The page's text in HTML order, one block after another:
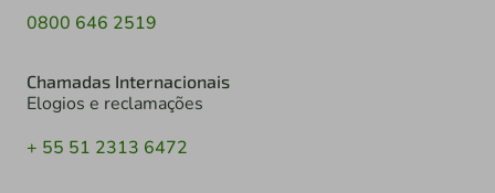
0800 646 2519
Chamadas Internacionais
Elogios e reclamações
+ 55 51 2313 6472